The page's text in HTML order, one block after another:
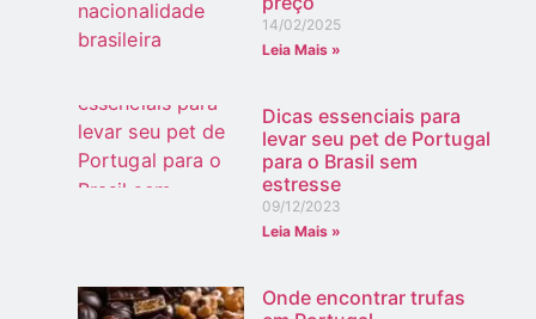
14/02/2025
Leia Mais »
Dicas essenciais para
levar seu pet de Portugal
para o Brasil sem
estresse
09/12/2023
Leia Mais »
Onde encontrar trufas